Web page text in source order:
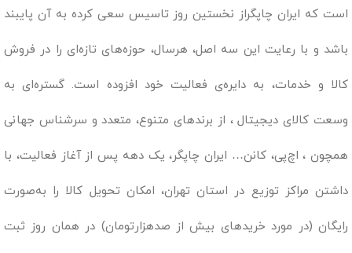
است که ایران چاپگراز نخستین روز تاسیس سعی کرده به آن پایبند
باشد و با رعایت این سه اصل، هرسال، حوزه‌های تازه‌ای را در فروش
کالا و خدمات، به دایره‌ی فعالیت خود افزوده است. گستره‌ای به
وسعت کالای دیجیتال ، از برندهای متنوع، متعدد و سرشناس جهانی
همچون ، اچ‌پی، کانن… ایران چاپگر، یک دهه پس از آغاز فعالیت، با
داشتن مراکز توزیع در استان تهران، امکان تحویل کالا را به‌صورت
رایگان (در مورد خریدهای بیش از صدهزارتومان) در همان روز ثبت